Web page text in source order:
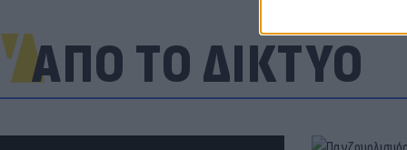
ΑΠΟ ΤΟ ΔΙΚΤΥΟ